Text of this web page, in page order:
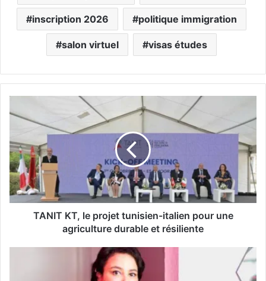
inscription 2026 politique immigration
salon virtuel visas études
A
I
T
K
T
,
l
TANIT KT, le projet tunisien-italien pour une
agriculture durable et résiliente